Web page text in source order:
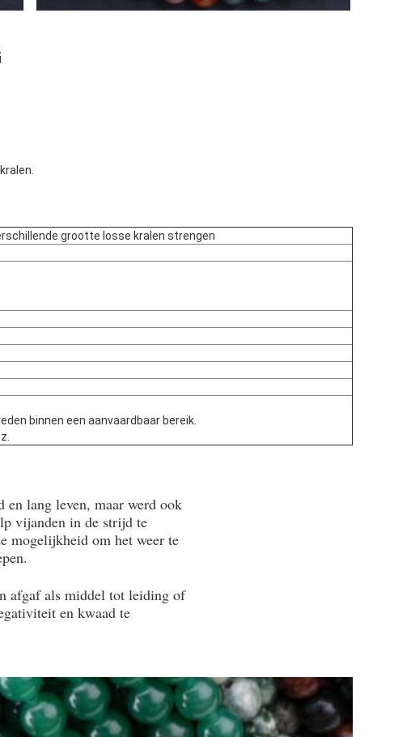
grootte losse kralen strengen
binnen een aanvaardbaar bereik.
en lang leven, maar werd ook
vijanden in de strijd te
mogelijkheid om het weer te
afgaf als middel tot leiding of
en kwaad te